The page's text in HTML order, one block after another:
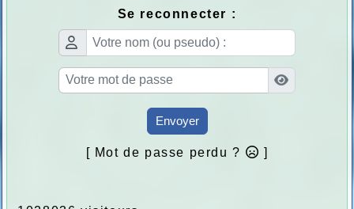
Se reconnecter :
Envoyer
[ Mot de passe perdu ? ]